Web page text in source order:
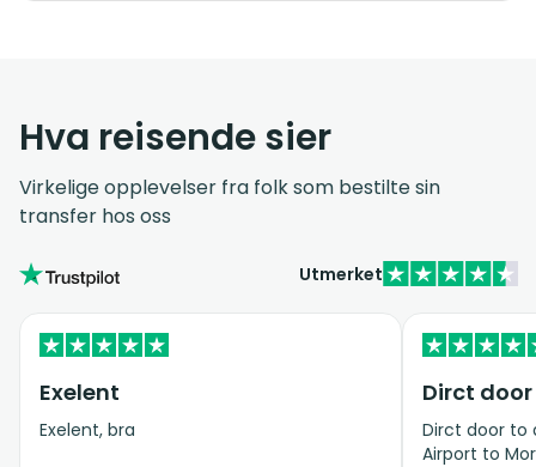
Hva reisende sier
Virkelige opplevelser fra folk som bestilte sin
transfer hos oss
Utmerket
Exelent
Exelent, bra
Dirct
Dirct door to
Airport to